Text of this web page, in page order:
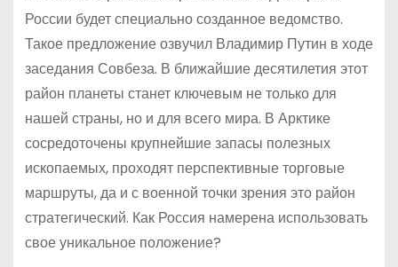
России будет специально созданное ведомство.
Такое предложение озвучил Владимир Путин в ходе
заседания Совбеза. В ближайшие десятилетия этот
район планеты станет ключевым не только для
нашей страны, но и для всего мира. В Арктике
сосредоточены крупнейшие запасы полезных
ископаемых, проходят перспективные торговые
маршруты, да и с военной точки зрения это район
стратегический. Как Россия намерена использовать
свое уникальное положение?